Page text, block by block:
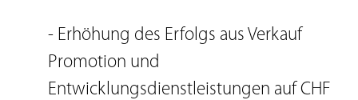
- Erhöhung des Erfolgs aus Verkauf
Promotion und
Entwicklungsdienstleistungen auf CHF